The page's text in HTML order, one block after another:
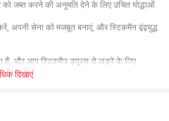
जब्त करने की अनुमति देने के लिए उचित योद्धाओं
अपनी सेना को मजबूत बनाएं, और स्टिकमैन द्वंद्वयुद्ध
हैं, और आप स्टिकमैन ड्यूल्स से लड़ने के लिए
मैदान में;
दावत देंगे, और जब आप हर दिन गेम में लॉग इन
दिखाएं